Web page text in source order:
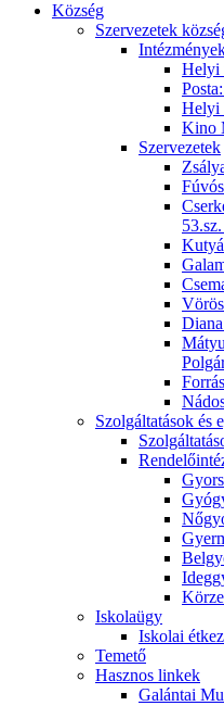
Község
Szervezetek
Helyi
Helyi
Kino
Szervezetek
Szolgáltatások és
Iskolaügy
Iskolai
Temető
Hasznos linkek
Galántai